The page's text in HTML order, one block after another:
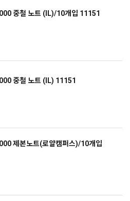
중철 노트 (IL)/10개입 11151
중철 노트 (IL) 11151
제본노트(로얄캠퍼스)/10개입